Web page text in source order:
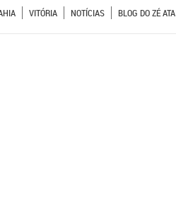
VITÓRIA NOTÍCIAS BLOG DO ZÉ